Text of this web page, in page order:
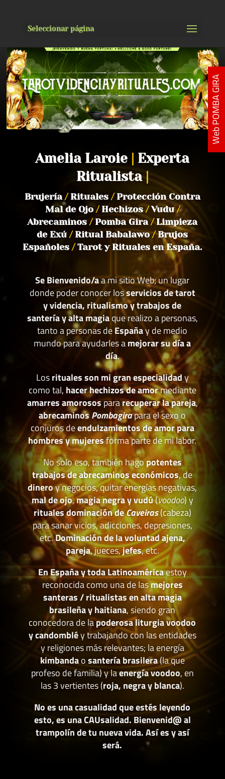
Seleccionar página
Amelia Laroie
Experta
Ritualista
Brujería /Rituales /Protección Contra
Mal de Ojo /Hechizos/Vudu/
Abrecaminos/Pomba Gira/Limpieza
de Exú/Ritual Babalawo/Brujos
Españoles/Tarot y Rituales en España.
Se Bienvenido/aa mi sitio Web; un lugar
donde poder conocer losservicios de tarot
y videncia, ritualismo y trabajos de
santería y alta magiaque realizo a personas,
tanto a personas deEspañay de medio
mundo para ayudarles amejorar su día a
día.
Losrituales son mi gran especialidady
como tal, hacer hechizos de amormediante
amarres amorosospararecuperar la pareja,
abrecaminosPombagirapara el sexo o
conjuros deendulzamientos de amor para
hombres y mujeresforma parte de mi labor.
No solo eso, también hagopotentes
trabajos de abrecaminos económicos, de
dineroy negocios, quitar energías negativas,
mal de ojo,magia negra y vudú(voodoo) y
rituales dominación deCaveiras(cabeza)
para sanar vicios, adicciones, depresiones,
etc.Dominación de la voluntad ajena,
pareja, jueces,jefes, etc.
En España y toda Latinoaméricaestoy
reconocida como una de lasmejores
santeras / ritualistas en alta magia
brasileña y haitiana, siendo gran
conocedora de lapoderosa liturgia voodoo
y candombléy trabajando con las entidades
y religiones más relevantes; la energía
kimbandaosantería brasilera(la que
profeso de familia) y laenergía voodoo, en
las 3 vertientes (roja, negra y blanca).
No es una casualidad que estés leyendo
esto, es una CAUsalidad. Bienvenid@ al
trampolín de tu nueva vida. Así es y así
será.
Web POMBA GIRA